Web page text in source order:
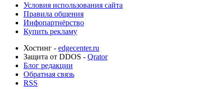
Условия использования сайта
Правила общения
Инфопартнёрство
Купить рекламу
Хостинг - edgecenter.ru
Защита от DDOS - Qrator
Блог редакции
Обратная связь
RSS